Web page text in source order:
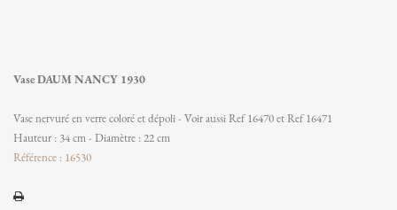
Vase DAUM NANCY 1930
Vase nervuré en verre coloré et dépoli - Voir aussi Ref 16470 et Ref 16471
Hauteur : 34 cm - Diamètre : 22 cm
Référence : 16530